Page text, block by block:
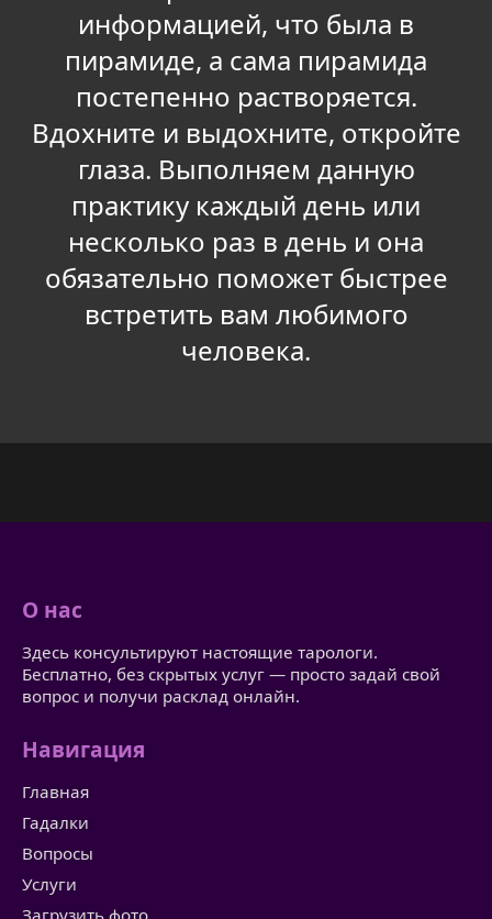
информацией, что была в
пирамиде, а сама пирамида
постепенно растворяется.
Вдохните и выдохните, откройте
глаза. Выполняем данную
практику каждый день или
несколько раз в день и она
обязательно поможет быстрее
встретить вам любимого
человека.
О нас
Здесь консультируют настоящие тарологи.
Бесплатно, без скрытых услуг — просто задай свой
вопрос и получи расклад онлайн.
Навигация
Главная
Гадалки
Вопросы
Услуги